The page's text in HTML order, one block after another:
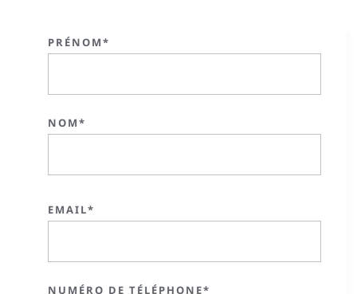
PRÉNOM*
NOM*
EMAIL*
NUMÉRO DE TÉLÉPHONE*